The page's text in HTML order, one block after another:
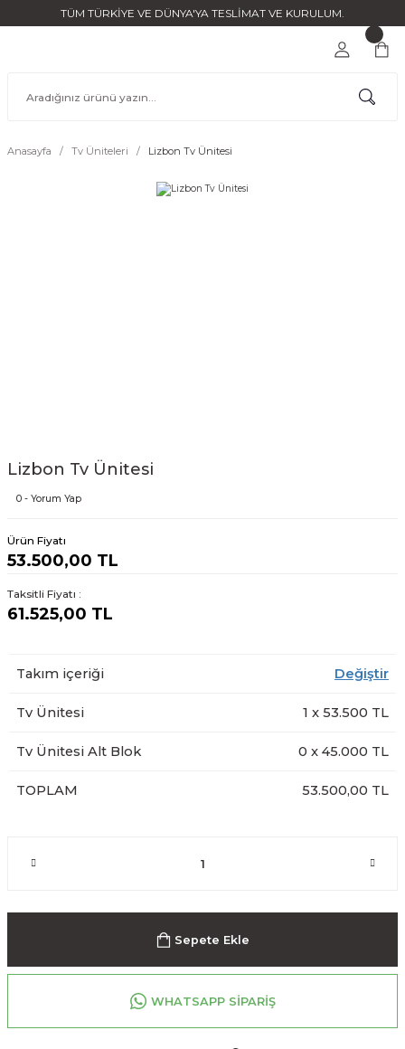
TÜM TÜRKİYE VE DÜNYA'YA TESLİMAT VE KURULUM.
Anasayfa Tv Üniteleri Lizbon Tv Ünitesi
Lizbon Tv Ünitesi
0 - Yorum Yap
Ürün Fiyatı
53.500,00 TL
Taksitli Fiyatı :
61.525,00 TL
Takım içeriği Değiştir
Tv Ünitesi 1 x 53.500 TL
Tv Ünitesi Alt Blok 0 x 45.000 TL
TOPLAM 53.500,00 TL
Sepete Ekle
WHATSAPP SİPARİŞ